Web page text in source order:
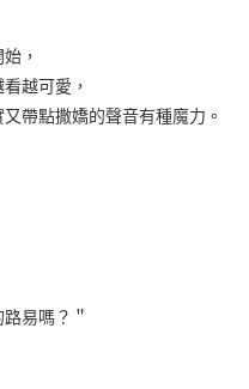
，
越可愛，
帶點撒嬌的聲音有種魔力。
易嗎？＂